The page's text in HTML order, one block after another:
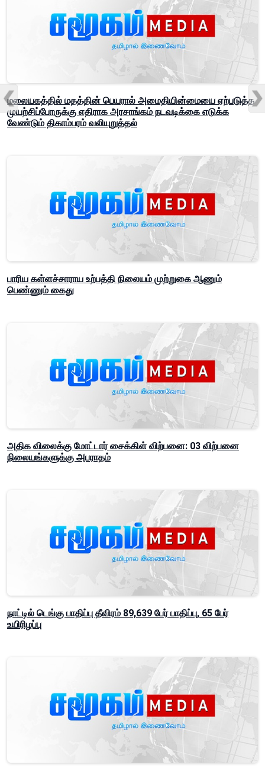
மலையகத்தில் மதத்தின் பெயரால் அமைதியின்மையை ஏற்படுத்த
முயற்சிப்போருக்கு எதிராக அரசாங்கம் நடவடிக்கை எடுக்க
வேண்டும் திகாம்பரம் வலியுறுத்தல்
பாரிய கள்ளச்சாராய உற்பத்தி நிலையம் முற்றுகை ஆணும்
பெண்ணும் கைது
அதிக விலைக்கு மோட்டார் சைக்கிள் விற்பனை: 03 விற்பனை
நிலையங்களுக்கு அபராதம்
நாட்டில் டெங்கு பாதிப்பு தீவிரம் 89,639 பேர் பாதிப்பு, 65 பேர்
உயிரிழப்பு